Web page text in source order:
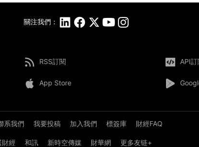
關注我們：
RSS訂閱 API訂
App Store
系我們 我要投稿 加入我們 標簽庫 財經FAQ
財經 和訊 新時空傳媒 財華網 更多友链+